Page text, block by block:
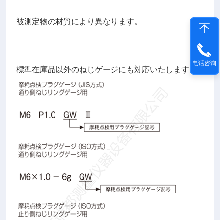
被測定物の材質により異なります。
標準在庫品以外のねじゲージにも対応いたします。
电话咨询